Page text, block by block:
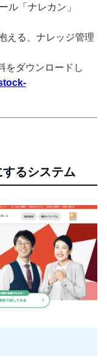
ル「ナレカン」
える、ナレッジ管理
をダウンロードし
するシステム